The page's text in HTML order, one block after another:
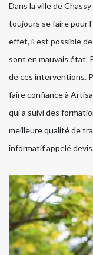
Dans la ville de
toujours se faire pour
effet, il est possible
sont en mauvais état.
de ces interventions.
faire confiance à
qui a suivi des
meilleure qualité de
informatif appelé